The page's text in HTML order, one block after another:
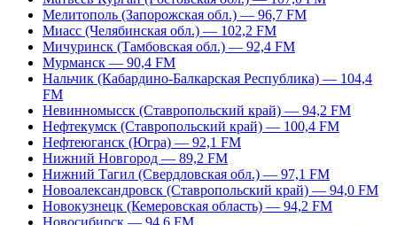
Мелитополь (Запорожская обл.) — 96,7 FM
Миасс (Челябинская обл.) — 102,2 FM
Мичуринск (Тамбовская обл.) — 92,4 FM
Мурманск — 90,4 FM
Нальчик (Кабардино-Балкарская Республика) — 104,4
FM
Невинномысск (Ставропольский край) — 94,2 FM
Нефтекумск (Ставропольский край) — 100,4 FM
Нефтеюганск (Югра) — 92,1 FM
Нижний Новгород — 89,2 FM
Нижний Тагил (Свердловская обл.) — 97,1 FM
Новоалександровск (Ставропольский край) — 94,0 FM
Новокузнецк (Кемеровская область) — 94,2 FM
Новосибирск — 94,6 FM